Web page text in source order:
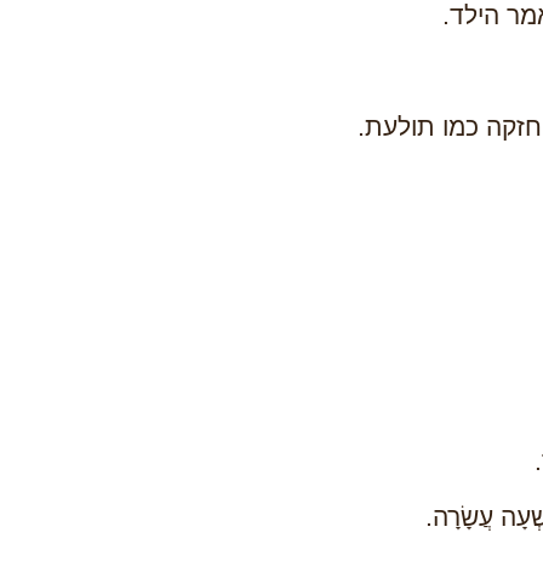
הילד.
כמו תולעת.
עֲשָׂרָה.